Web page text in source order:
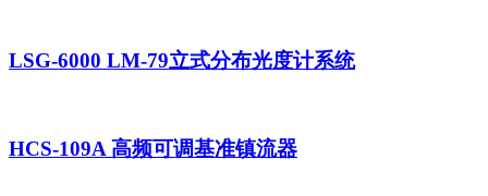
LSG-6000 LM-79立式分布光度计系统
HCS-109A 高频可调基准镇流器